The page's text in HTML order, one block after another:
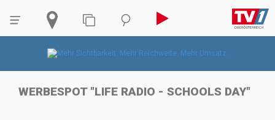
WERBESPOT "LIFE RADIO - SCHOOLS DAY"